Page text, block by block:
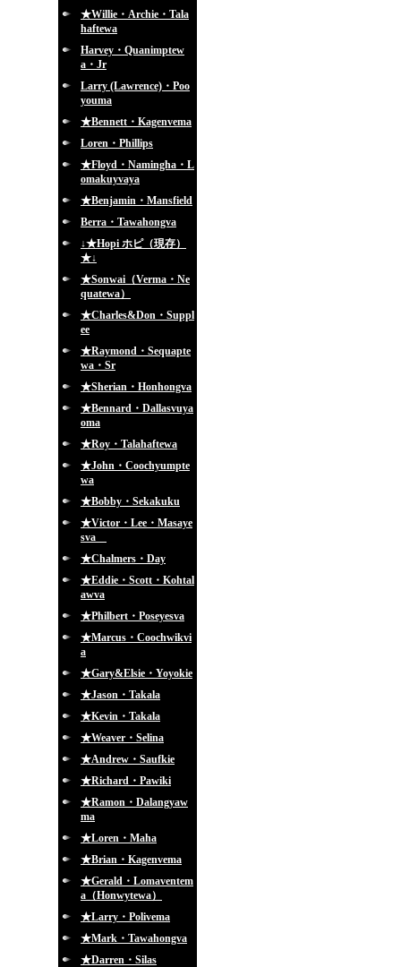
★Willie・Archie・Tala
haftewa
Harvey・Quanimptew
a・Jr
Larry (Lawrence)・Poo
youma
★Bennett・Kagenvema
Loren・Phillips
★Floyd・Namingha・L
omakuyvaya
★Benjamin・Mansfield
Berra・Tawahongva
↓★Hopi ホピ（現存）
★↓
★Sonwai（Verma・Ne
quatewa）
★Charles&Don・Suppl
ee
★Raymond・Sequapte
wa・Sr
★Sherian・Honhongva
★Bennard・Dallasvuya
oma
★Roy・Talahaftewa
★John・Coochyumpte
wa
★Bobby・Sekakuku
★Victor・Lee・Masaye
sva
★Chalmers・Day
★Eddie・Scott・Kohtal
awva
★Philbert・Poseyesva
★Marcus・Coochwikvi
a
★Gary&Elsie・Yoyokie
★Jason・Takala
★Kevin・Takala
★Weaver・Selina
★Andrew・Saufkie
★Richard・Pawiki
★Ramon・Dalangyaw
ma
★Loren・Maha
★Brian・Kagenvema
★Gerald・Lomaventem
a（Honwytewa）
★Larry・Polivema
★Mark・Tawahongva
★Darren・Silas